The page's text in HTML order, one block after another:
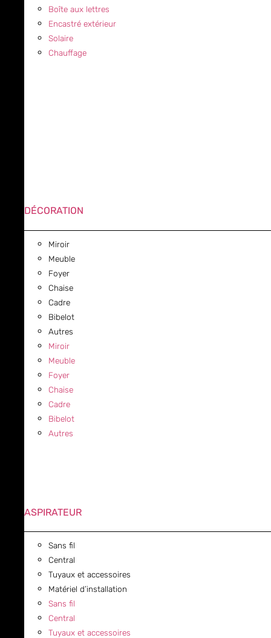
Boîte aux lettres
Encastré extérieur
Solaire
Chauffage
DÉCORATION
Miroir
Meuble
Foyer
Chaise
Cadre
Bibelot
Autres
Miroir
Meuble
Foyer
Chaise
Cadre
Bibelot
Autres
ASPIRATEUR
Sans fil
Central
Tuyaux et accessoires
Matériel d’installation
Sans fil
Central
Tuyaux et accessoires